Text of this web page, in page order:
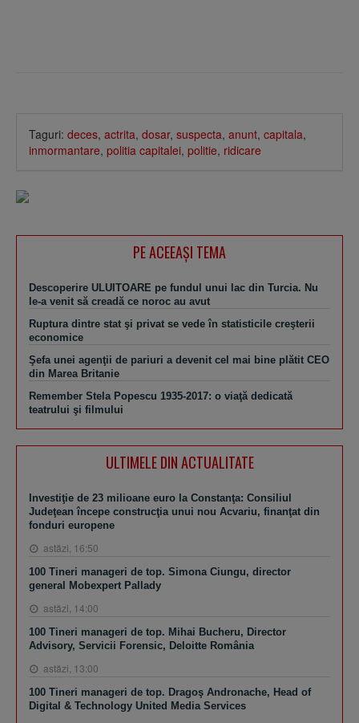
Taguri: deces, actrita, dosar, suspecta, anunt, capitala,
inmormantare, politia capitalei, politie, ridicare
PE ACEEAŞI TEMA
Descoperire ULUITOARE pe fundul unui lac din Turcia. Nu
le-a venit să creadă ce noroc au avut
Ruptura dintre stat şi privat se vede în statisticile creşterii
economice
Şefa unei agenţii de pariuri a devenit cel mai bine plătit CEO
din Marea Britanie
Remember Stela Popescu 1935-2017: o viaţă dedicată
teatrului şi filmului
ULTIMELE DIN ACTUALITATE
Investiţie de 23 milioane euro la Constanţa: Consiliul
Judeţean începe construcţia unui nou Acvariu, finanţat din
fonduri europene
astăzi, 16:50
100 Tineri manageri de top. Simona Ciungu, director
general Mobexpert Pallady
astăzi, 14:00
100 Tineri manageri de top. Mihai Bucheru, Director
Advisory, Servicii Forensic, Deloitte România
astăzi, 13:00
100 Tineri manageri de top. Dragoş Andronache, Head of
Digital & Technology United Media Services